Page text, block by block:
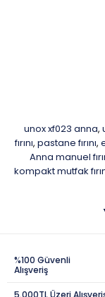
unox xf023 anna,
fırını, pastane fırını,
Anna manuel
kompakt mutfak
%100 Güvenli
Alışveriş
5.000TL Üzeri